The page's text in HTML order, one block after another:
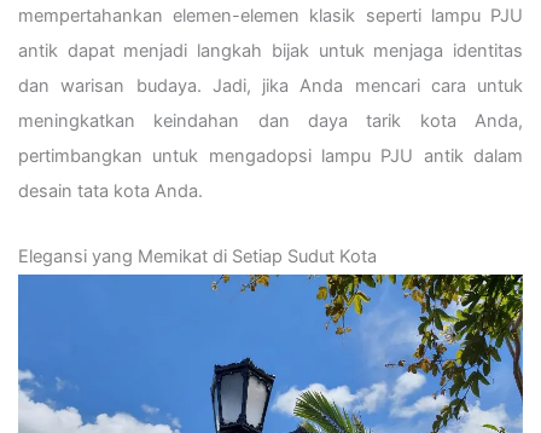
mempertahankan elemen-elemen klasik seperti lampu PJU
antik dapat menjadi langkah bijak untuk menjaga identitas
dan warisan budaya. Jadi, jika Anda mencari cara untuk
meningkatkan keindahan dan daya tarik kota Anda,
pertimbangkan untuk mengadopsi lampu PJU antik dalam
desain tata kota Anda.
Elegansi yang Memikat di Setiap Sudut Kota